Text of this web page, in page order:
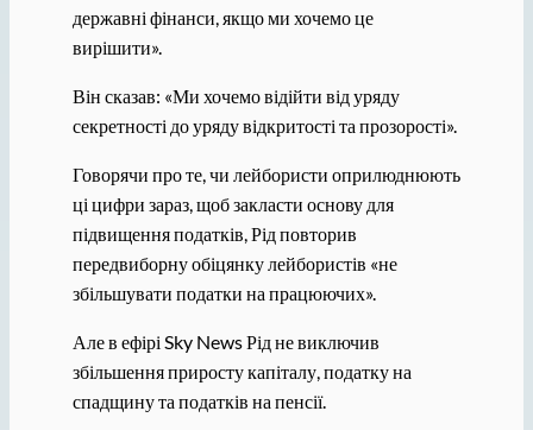
державні фінанси, якщо ми хочемо це
вирішити».
Він сказав: «Ми хочемо відійти від уряду
секретності до уряду відкритості та прозорості».
Говорячи про те, чи лейбористи оприлюднюють
ці цифри зараз, щоб закласти основу для
підвищення податків, Рід повторив
передвиборну обіцянку лейбористів «не
збільшувати податки на працюючих».
Але в ефірі Sky News Рід не виключив
збільшення приросту капіталу, податку на
спадщину та податків на пенсії.